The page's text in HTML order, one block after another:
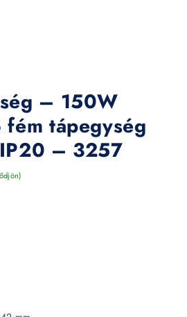
– 150W
tápegység
– 3257